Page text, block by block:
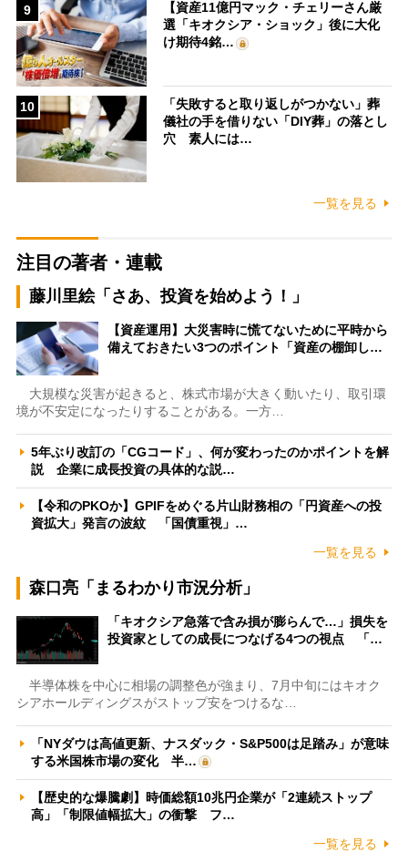
9
【資産11億円マック・チェリーさん厳
選「キオクシア・ショック」後に大化
け期待4銘…
10
「失敗すると取り返しがつかない」葬
儀社の手を借りない「DIY葬」の落とし
穴 素人には…
一覧を見る
注目の著者・連載
藤川里絵「さあ、投資を始めよう！」
【資産運用】大災害時に慌てないために平時から
備えておきたい3つのポイント「資産の棚卸し…
大規模な災害が起きると、株式市場が大きく動いたり、取引環
境が不安定になったりすることがある。一方…
5年ぶり改訂の「CGコード」、何が変わったのかポイントを解
説 企業に成長投資の具体的な説…
【令和のPKOか】GPIFをめぐる片山財務相の「円資産への投
資拡大」発言の波紋 「国債重視」…
一覧を見る
森口亮「まるわかり市況分析」
「キオクシア急落で含み損が膨らんで…」損失を
投資家としての成長につなげる4つの視点 「…
半導体株を中心に相場の調整色が強まり、7月中旬にはキオク
シアホールディングスがストップ安をつけるな…
「NYダウは高値更新、ナスダック・S&P500は足踏み」が意味
する米国株市場の変化 半…
【歴史的な爆騰劇】時価総額10兆円企業が「2連続ストップ
高」「制限値幅拡大」の衝撃 フ…
一覧を見る